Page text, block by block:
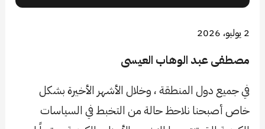
2 يوليو، 2026
مصطفى عبد الوهاب العيسى
في جميع دول المنطقة ، وخلال الأشهر الأخيرة بشكل
خاص أصبحنا نلاحظ حالة من التخبط في السياسات